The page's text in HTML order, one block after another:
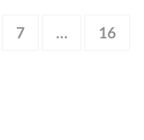
Сторінку
7 …
16